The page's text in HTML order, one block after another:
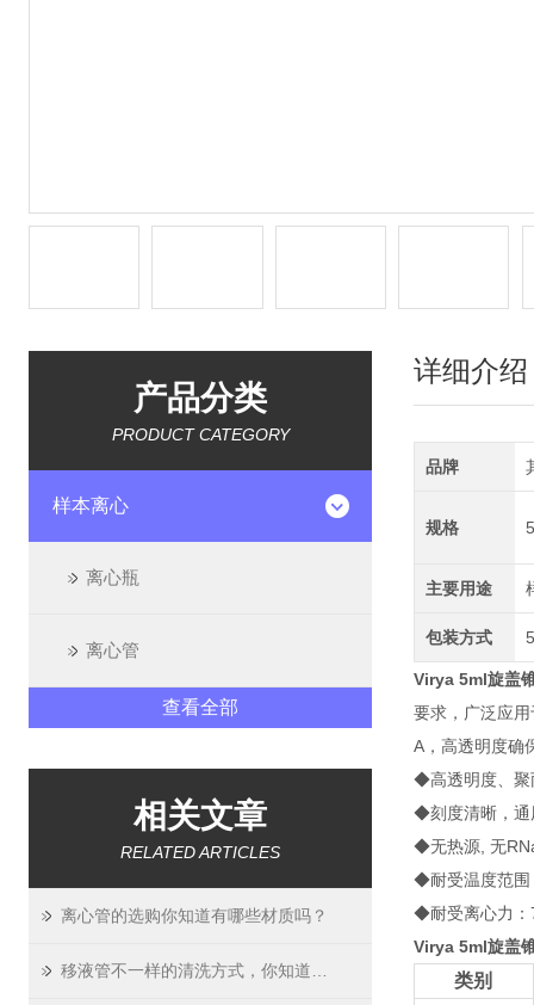
产品分类
PRODUCT CATEGORY
样本离心
离心瓶
离心管
查看全部
相关文章
RELATED ARTICLES
离心管的选购你知道有哪些材质吗？
详细介绍
品牌
规格
主要用途
包装方式
Virya 5ml旋盖
要求，广泛应
A，高透明度确
◆高透明度、聚
◆刻度清晰，通
◆无热源, 无
◆耐受温度范
◆耐受离心力：
Virya 5ml旋盖
类别